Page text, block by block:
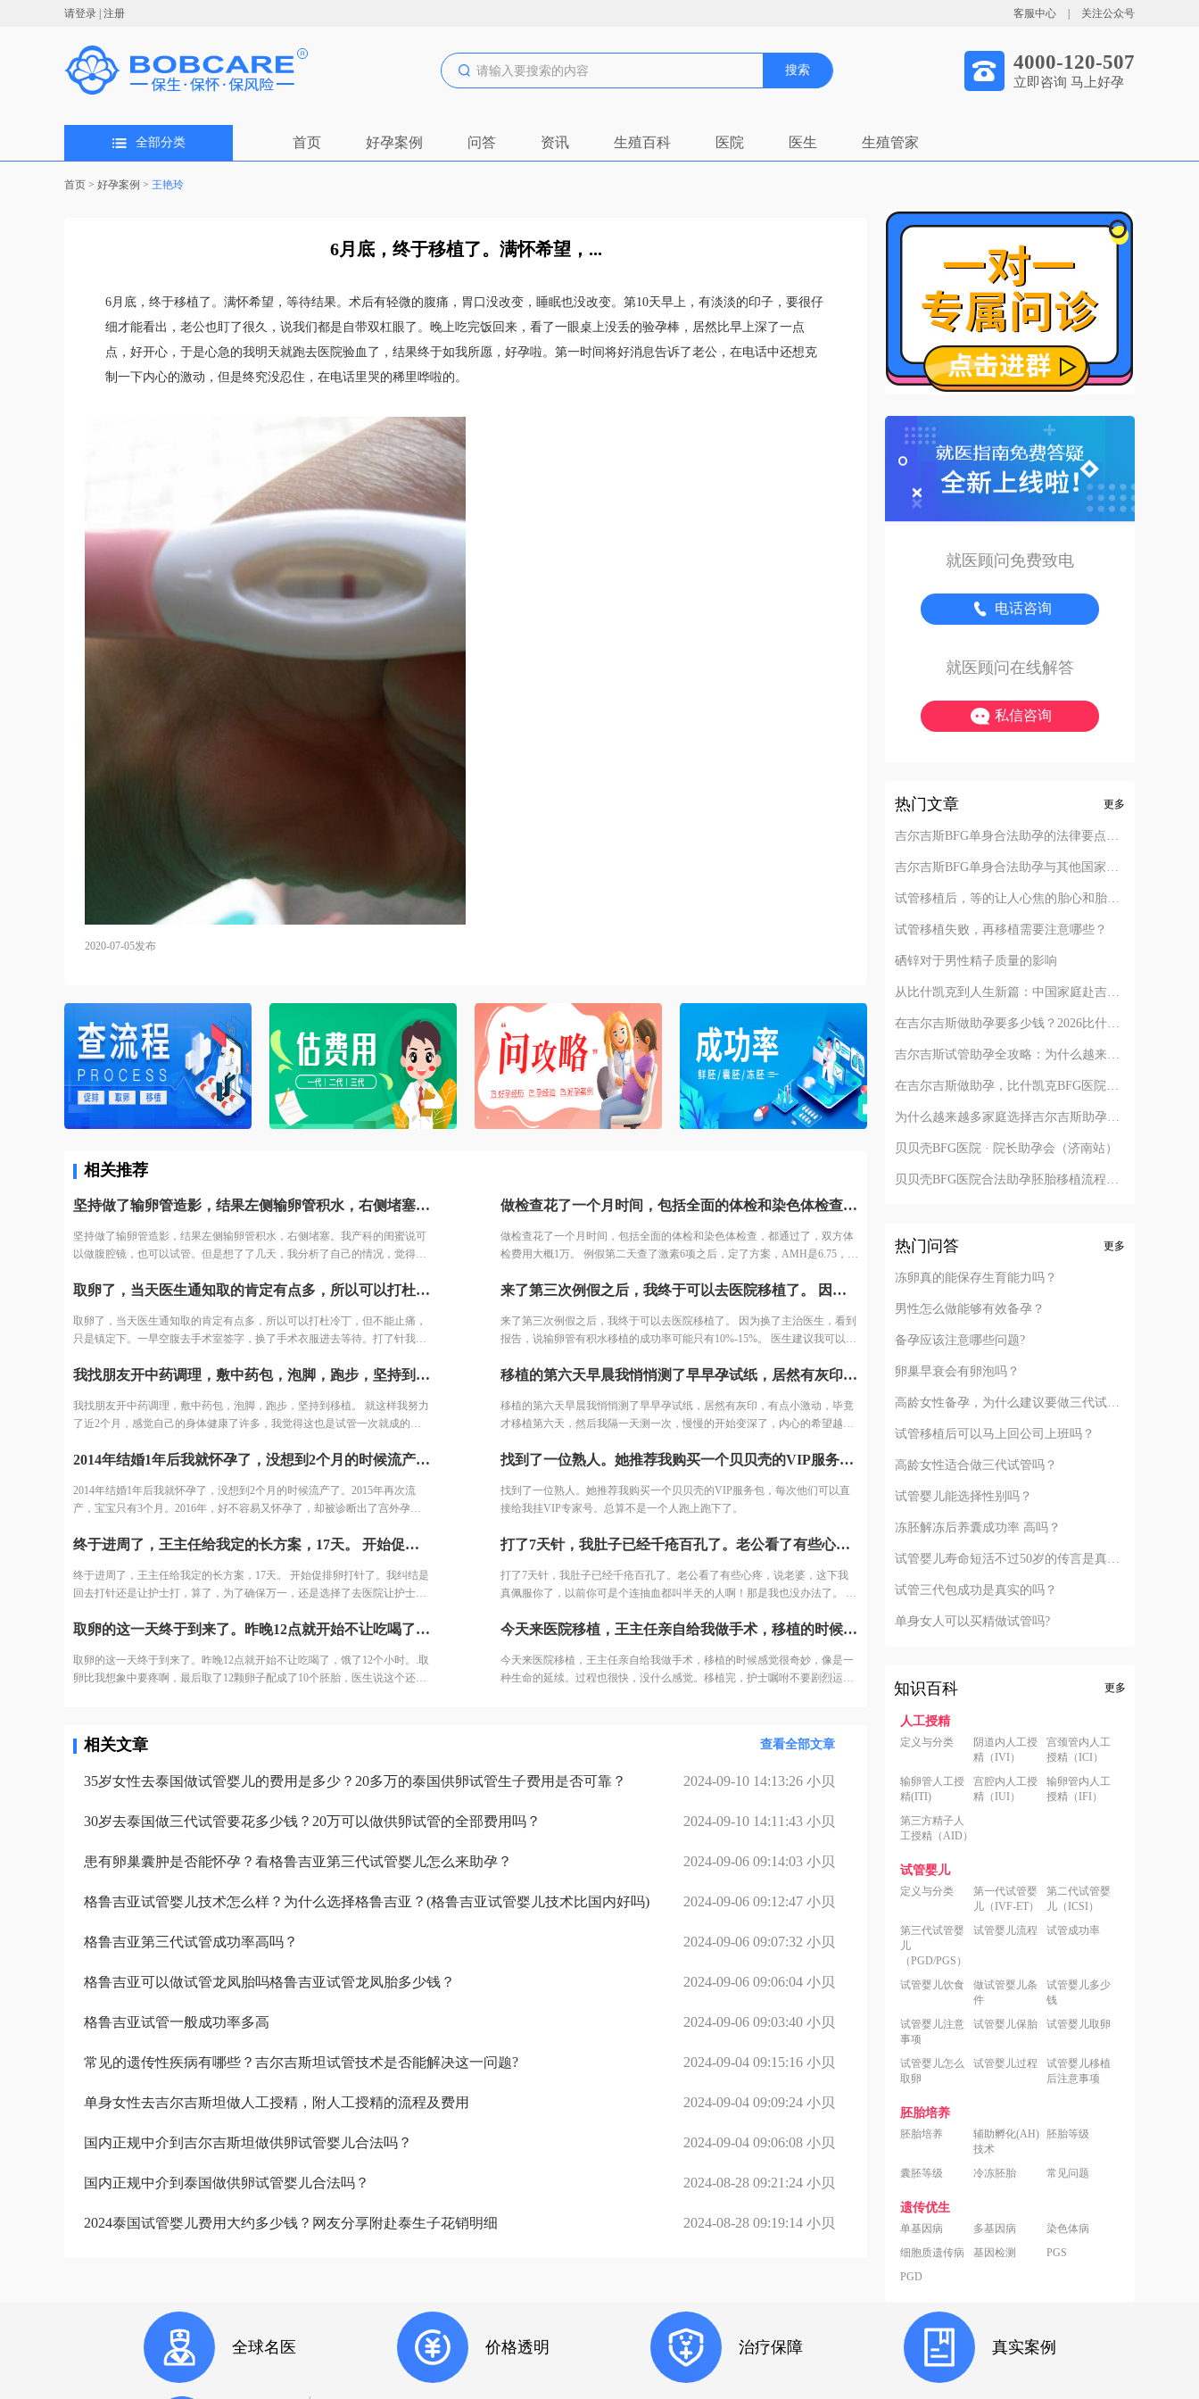
请登录 | 注册 客服中心 | 关注公众号
搜索 4000-120-507
立即咨询 马上好孕
全部分类 首页 好孕案例 问答 资讯 生殖百科 医院 医生 生殖管家
首页 > 好孕案例 > 王艳玲
6月底，终于移植了。满怀希望，...
6月底，终于移植了。满怀希望，等待结果。术后有轻微的腹痛，胃口没改变，睡眠也没改变。第10天早上，有淡淡的印子，要很仔
细才能看出，老公也盯了很久，说我们都是自带双杠眼了。晚上吃完饭回来，看了一眼桌上没丢的验孕棒，居然比早上深了一点
点，好开心，于是心急的我明天就跑去医院验血了，结果终于如我所愿，好孕啦。第一时间将好消息告诉了老公，在电话中还想克
制一下内心的激动，但是终究没忍住，在电话里哭的稀里哗啦的。
2020-07-05发布
相关推荐
坚持做了输卵管造影，结果左侧输卵管积水，右侧堵塞。我产科的闺蜜说可以做腹腔镜，也可以试管。但是想了了几天，我分析了自己的情况，觉得手术之后再尝试，万一没怀复发还是要去试管。再者也怕自己怀容易宫外孕，我家离三附院比较近，打算直接去三附院，试管了。
坚持做了输卵管造影，结果左侧输卵管积水，右侧堵塞。我产科的闺蜜说可
以做腹腔镜，也可以试管。但是想了了几天，我分析了自己的情况，觉得手
我家离三附院比较近，打算直接去三附院，试管了。
做检查花了一个月时间，包括全面的体检和染色体检查，都通过了，双方体检费用大概1万。 例假第二天查了激素6项之后，定了方案，AMH是6.75，情况还可以，所以直接是长方案。开始降调打针，然后打促排针，用的进口针。 打了几天促排针之后医生通知说，吸收不太好，可能最后取的时候都没有成熟的卵子，还让我签了风险通知书。也可以放弃继续打针，当然我肯定没有放弃。 然后开始每天加大剂量，之后出现了严重的并发症，一会儿后面跟大家细说。 因为卵泡一直长不大，所以和我一批的姐妹都停针取卵了，我还在打针，一共打了14天促排针。
做检查花了一个月时间，包括全面的体检和染色体检查，都通过了，双方体
检费用大概1万。 例假第二天查了激素6项之后，定了方案，AMH是6.75，情
针。 打了几天促排针之后医生通知说，吸收不太好，可能最后取的时候都没
没有放弃。 然后开始每天加大剂量，之后出现了严重的并发症，一会儿后面
跟大家细说。 因为卵泡一直长不大，所以和我一批的姐妹都停针取卵了，我
取卵了，当天医生通知取的肯定有点多，所以可以打杜冷丁，但不能止痛，只是镇定下。一早空腹去手术室签字，换了手术衣服进去等待。打了针我就躺床上等着，看着之前取卵的姐妹一个一个出来都哭了，我也怕的不行了。 结果出来了，取了22个，配对17个，结果冻胚5个囊胚1个。 取卵之后第三天，卵巢过度刺激征开始了，喝进去的水和食物根本排不出来。进去多出来少，可想而知多难受，短短几天，肚子如同怀孕几个月，全身鼓起来，吃不好睡不好。 由于积液严重，直接住院治疗，期间对几种治疗的药物全部过敏。每天只能挂葡萄糖，难受得想死。 最后听产科闺蜜建议，托人去医药公司买了人球白蛋白挂上，突然一晚跑了很多次厕所，第二天马上松快了许多。这关算是熬过去了。 补充下，造成卵巢过度刺激征的原因一个是因为年轻，卵巢敏感，受到大量药物刺激，激素水平失调，再者就是血液里的电解质缺失导致大量血液里的蛋白流失。
取卵了，当天医生通知取的肯定有点多，所以可以打杜冷丁，但不能止痛，
只是镇定下。一早空腹去手术室签字，换了手术衣服进去等待。打了针我就
结果出来了，取了22个，配对17个，结果冻胚5个囊胚1个。 取卵之后第三
少，可想而知多难受，短短几天，肚子如同怀孕几个月，全身鼓起来，吃不
好睡不好。 由于积液严重，直接住院治疗，期间对几种治疗的药物全部过
司买了人球白蛋白挂上，突然一晚跑了很多次厕所，第二天马上松快了许
轻，卵巢敏感，受到大量药物刺激，激素水平失调，再者就是血液里的电解
质缺失导致大量血液里的蛋白流失。
来了第三次例假之后，我终于可以去医院移植了。 因为换了主治医生，看到报告，说输卵管有积水移植的成功率可能只有10%-15%。 医生建议我可以移植试试，毕竟胚胎多。最后我决定还是移植试试，第一只是一侧积水，并且是中度，有可能只是堵塞了，造影剂打进去，没有出来，显示是积水。第二我也可以调理身体去掉积水啊。
来了第三次例假之后，我终于可以去医院移植了。 因为换了主治医生，看到
报告，说输卵管有积水移植的成功率可能只有10%-15%。 医生建议我可以移
是中度，有可能只是堵塞了，造影剂打进去，没有出来，显示是积水。第二
我找朋友开中药调理，敷中药包，泡脚，跑步，坚持到移植。 就这样我努力了近2个月，感觉自己的身体健康了许多，我觉得这也是试管一次就成的重要原因之一。 好不容易熬到了11月，B超医生一看内膜只有0.6cm，劝我取消移植，其实自己之前3次促排内膜都很好，这次内膜薄可能是因为周期长，内膜还没长起来，还有对补佳乐这个药根本不吸收，所以我还是坚持移植，医生说要平常心，但我看姐妹们的分享知道成功率可能只有1成不到了。 因为医生要求移植前三天每天塞2颗黄体酮，给移植做准备，我竟然忘了1次，又吓得不行，但是我想既然都到了现在，不想浪费这么多心血，再者调理了身体之后，我对自己有信心。 医生也就没说什么，直接签了风险书，等着隔天移植。 11月30号移植当天，我紧张半天，移植竟然一点感觉都没有。移植之后我直接回家了。
我找朋友开中药调理，敷中药包，泡脚，跑步，坚持到移植。 就这样我努力
了近2个月，感觉自己的身体健康了许多，我觉得这也是试管一次就成的重
移植，其实自己之前3次促排内膜都很好，这次内膜薄可能是因为周期长，
医生说要平常心，但我看姐妹们的分享知道成功率可能只有1成不到了。 因
为医生要求移植前三天每天塞2颗黄体酮，给移植做准备，我竟然忘了1次，
身体之后，我对自己有信心。 医生也就没说什么，直接签了风险书，等着隔
之后我直接回家了。
移植的第六天早晨我悄悄测了早早孕试纸，居然有灰印，有点小激动，毕竟才移植第六天，然后我隔一天测一次，慢慢的开始变深了，内心的希望越来越大。果不其然，移植后第14天hcg2640。 在等一超的的几天，因为有褐色血又去医院查了一次，那是移植的第19天，hcg3340。 医生说可以看看B超，一看有卵黄囊，但孕囊不规则，因为出血加孕囊不规则，医生说，可能要流产，回家保胎，把我吓的赶紧回家躺着保胎。煎熬啊，就这样熬了7天，一周之后去查一超，结果都好，孕囊好了，胎心胎芽也比别人长的好。 其实孕早期出血真没什么，出现褐色分泌物的原因太多，但如果是鲜血，那要去医院做详细的检查了。 还有如果孕囊不规则，应该是胚胎还小，大了自然会长好，不要吓唬自己。所以还是要听医生的，让什么时候去检查就什么时候去，不要提早，免得吓一跳，没事都吓出事了。 不要太焦虑了，我那么难都怀孕了，相信你们也可以！祝大家2020都好孕。
移植的第六天早晨我悄悄测了早早孕试纸，居然有灰印，有点小激动，毕竟
才移植第六天，然后我隔一天测一次，慢慢的开始变深了，内心的希望越来
血又去医院查了一次，那是移植的第19天，hcg3340。 医生说可以看看B超，
产，回家保胎，把我吓的赶紧回家躺着保胎。煎熬啊，就这样熬了7天，一
周之后去查一超，结果都好，孕囊好了，胎心胎芽也比别人长的好。 其实孕
院做详细的检查了。 还有如果孕囊不规则，应该是胚胎还小，大了自然会长
去，不要提早，免得吓一跳，没事都吓出事了。 不要太焦虑了，我那么难都
怀孕了，相信你们也可以！祝大家2020都好孕。
2014年结婚1年后我就怀孕了，没想到2个月的时候流产了。2015年再次流产，宝宝只有3个月。2016年，好不容易又怀孕了，却被诊断出了宫外孕。接下来的2年，一直没有怀孕的音信。 不知道为什么命运要一直这样折磨我，万般无奈下，我踏上了试管的旅途。 我拉着老公来到了郑大三附院的生殖中心。 初步问诊，医生给了我一叠厚厚的检查单。我按照检查单并对照着手上的纸张，一个窗口一个窗口的去检查了。这样检查的日子，一直持续了一个月，所有检查结果才凑齐。
2014年结婚1年后我就怀孕了，没想到2个月的时候流产了。2015年再次流
产，宝宝只有3个月。2016年，好不容易又怀孕了，却被诊断出了宫外孕。
我，万般无奈下，我踏上了试管的旅途。 我拉着老公来到了郑大三附院的生
手上的纸张，一个窗口一个窗口的去检查了。这样检查的日子，一直持续了
一个月，所有检查结果才凑齐。
找到了一位熟人。她推荐我购买一个贝贝壳的VIP服务包，每次他们可以直接给我挂VIP专家号。总算不是一个人跑上跑下了。
找到了一位熟人。她推荐我购买一个贝贝壳的VIP服务包，每次他们可以直
接给我挂VIP专家号。总算不是一个人跑上跑下了。
终于进周了，王主任给我定的长方案，17天。 开始促排卵打针了。我纠结是回去打针还是让护士打，算了，为了确保万一，还是选择了去医院让护士打。今天去打针的人还是挺多的，再有耐心的护士也无法保持笑脸。给我打针的护士进到注射室的时候，满脸疲惫，但是还是耐心的给我打针了!
终于进周了，王主任给我定的长方案，17天。 开始促排卵打针了。我纠结是
回去打针还是让护士打，算了，为了确保万一，还是选择了去医院让护士
针的护士进到注射室的时候，满脸疲惫，但是还是耐心的给我打针了!
打了7天针，我肚子已经千疮百孔了。老公看了有些心疼，说老婆，这下我真佩服你了，以前你可是个连抽血都叫半天的人啊！那是我也没办法了。 因为总是要请假，工资被扣了不少钱。但是我又不想让单位的人知道在做试管，就辞职了，钱，没了可以再挣，孩子，要赶快要！为了宝宝我什么都愿意！
打了7天针，我肚子已经千疮百孔了。老公看了有些心疼，说老婆，这下我
真佩服你了，以前你可是个连抽血都叫半天的人啊！那是我也没办法了。 因
管，就辞职了，钱，没了可以再挣，孩子，要赶快要！为了宝宝我什么都愿
取卵的这一天终于到来了。昨晚12点就开始不让吃喝了，饿了12个小时。.取卵比我想象中要疼啊，最后取了12颗卵子配成了10个胚胎，医生说这个还是不错的结果了，我也不知道算好不算，但是我尽力了啊。医生建议我继续养囊。没想到配成了5个囊胚！太高兴了，今天我要吃点好吃的庆祝下。
取卵的这一天终于到来了。昨晚12点就开始不让吃喝了，饿了12个小时。.取
卵比我想象中要疼啊，最后取了12颗卵子配成了10个胚胎，医生说这个还是
今天来医院移植，王主任亲自给我做手术，移植的时候感觉很奇妙，像是一种生命的延续。过程也很快，没什么感觉。移植完，护士嘱咐不要剧烈运动，多休息，12天后可以测测早早孕，然后我就回家了。
今天来医院移植，王主任亲自给我做手术，移植的时候感觉很奇妙，像是一
种生命的延续。过程也很快，没什么感觉。移植完，护士嘱咐不要剧烈运
相关文章 查看全部文章
35岁女性去泰国做试管婴儿的费用是多少？20多万的泰国供卵试管生子费用是否可靠？ 2024-09-10 14:13:26 小贝
30岁去泰国做三代试管要花多少钱？20万可以做供卵试管的全部费用吗？ 2024-09-10 14:11:43 小贝
患有卵巢囊肿是否能怀孕？看格鲁吉亚第三代试管婴儿怎么来助孕？ 2024-09-06 09:14:03 小贝
格鲁吉亚试管婴儿技术怎么样？为什么选择格鲁吉亚？(格鲁吉亚试管婴儿技术比国内好吗) 2024-09-06 09:12:47 小贝
格鲁吉亚第三代试管成功率高吗？ 2024-09-06 09:07:32 小贝
格鲁吉亚可以做试管龙凤胎吗格鲁吉亚试管龙凤胎多少钱？ 2024-09-06 09:06:04 小贝
格鲁吉亚试管一般成功率多高 2024-09-06 09:03:40 小贝
常见的遗传性疾病有哪些？吉尔吉斯坦试管技术是否能解决这一问题? 2024-09-04 09:15:16 小贝
单身女性去吉尔吉斯坦做人工授精，附人工授精的流程及费用 2024-09-04 09:09:24 小贝
国内正规中介到吉尔吉斯坦做供卵试管婴儿合法吗？ 2024-09-04 09:06:08 小贝
国内正规中介到泰国做供卵试管婴儿合法吗？ 2024-08-28 09:21:24 小贝
2024泰国试管婴儿费用大约多少钱？网友分享附赴泰生子花销明细 2024-08-28 09:19:14 小贝
就医顾问免费致电
电话咨询
就医顾问在线解答
私信咨询
热门文章 更多
吉尔吉斯BFG单身合法助孕的法律要点解析
吉尔吉斯BFG单身合法助孕与其他国家对比
试管移植后，等的让人心焦的胎心和胎芽，何时会出现？
试管移植失败，再移植需要注意哪些？
硒锌对于男性精子质量的影响
从比什凯克到人生新篇：中国家庭赴吉尔吉斯助孕的完整路径解析
在吉尔吉斯做助孕要多少钱？2026比什凯克费用全公开，拒绝隐形消费
吉尔吉斯试管助孕全攻略：为什么越来越多的中国家庭选择比什凯克？
在吉尔吉斯做助孕，比什凯克BFG医院全流程深度解析：从签约到抱娃
为什么越来越多家庭选择吉尔吉斯助孕？比什凯克BFG医院的四个核心答案
贝贝壳BFG医院 · 院长助孕会（济南站）
贝贝壳BFG医院合法助孕胚胎移植流程详解
热门问答 更多
冻卵真的能保存生育能力吗？
男性怎么做能够有效备孕？
备孕应该注意哪些问题?
卵巢早衰会有卵泡吗？
高龄女性备孕，为什么建议要做三代试管？
试管移植后可以马上回公司上班吗？
高龄女性适合做三代试管吗？
试管婴儿能选择性别吗？
冻胚解冻后养囊成功率 高吗？
试管婴儿寿命短活不过50岁的传言是真的吗？
试管三代包成功是真实的吗？
单身女人可以买精做试管吗?
知识百科 更多
人工授精
定义与分类
阴道内人工授
精（IVI）
宫颈管内人工
授精（ICI）
输卵管人工授
精(ITI)
宫腔内人工授
精（IUI）
输卵管内人工
授精（IFI）
第三方精子人
工授精（AID）
试管婴儿
定义与分类
第一代试管婴
儿（IVF-ET）
第二代试管婴
儿（ICSI）
第三代试管婴
儿
（PGD/PGS）
试管婴儿流程 试管成功率
试管婴儿饮食
做试管婴儿条
件
试管婴儿多少
钱
试管婴儿注意
事项
试管婴儿保胎 试管婴儿取卵
试管婴儿怎么
取卵
试管婴儿过程
试管婴儿移植
后注意事项
胚胎培养
胚胎培养
辅助孵化(AH)
技术
胚胎等级
囊胚等级 冷冻胚胎 常见问题
遗传优生
单基因病 多基因病
染色体病
细胞质遗传病
基因检测
PGS
PGD
全球名医 价格透明 治疗保障 真实案例